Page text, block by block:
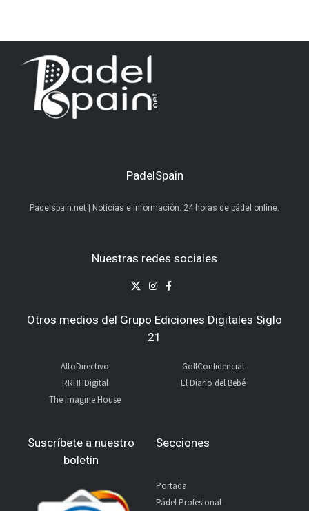
PadelSpain
Padelspain.net | Noticias e información. 24 horas de pádel online.
Nuestras redes sociales
Otros medios del Grupo Ediciones Digitales Siglo
21
AltoDirectivo
RRHHDigital
The Imagine House
GolfConfidencial
El Diario del Bebé
Suscríbete a nuestro
boletín
Secciones
Portada
Pádel Profesional